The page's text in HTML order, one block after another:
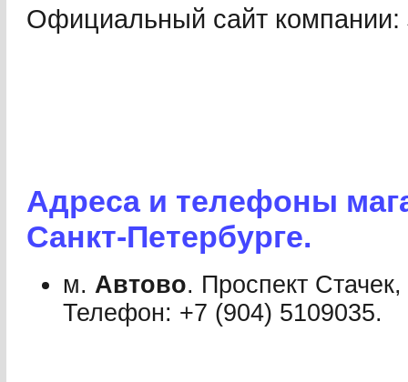
Официальный cайт компании:
Адреса и телефоны
Санкт-Петербурге.
м. Автово. Проспект
Телефон: +7 (904) 510­90­35.